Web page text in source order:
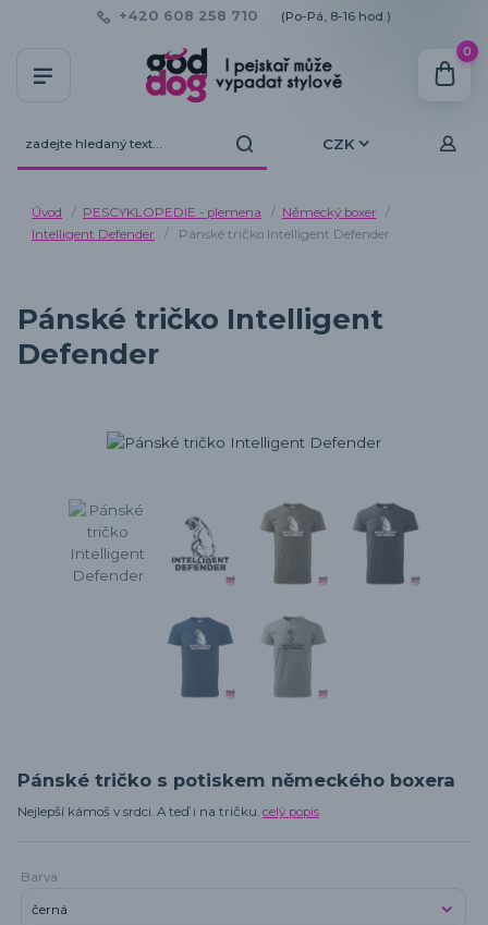
CZK
+420 608 258 710 (Po-Pá, 8-16 hod.)
0
Úvod PESCYKLOPEDIE - plemena
Německý boxer
Intelligent Defender
Pánské tričko Intelligent Defender
Pánské tričko Intelligent
Defender
Pánské tričko s potiskem německého boxera
Nejlepší kámoš v srdci. A teď i na tričku. celý popis
Barva